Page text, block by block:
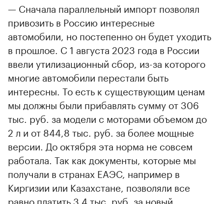
— Сначала параллельный импорт позволял
привозить в Россию интересные
автомобили, но постепенно он будет уходить
в прошлое. С 1 августа 2023 года в России
ввели утилизационный сбор, из-за которого
многие автомобили перестали быть
интересны. То есть к существующим ценам
мы должны были прибавлять сумму от 306
тыс. руб. за модели с моторами объемом до
2 л и от 844,8 тыс. руб. за более мощные
версии. До октября эта норма не совсем
работала. Так как документы, которые мы
получали в странах ЕАЭС, например в
Киргизии или Казахстане, позволяли все
равно платить 3,4 тыс. руб. за новый